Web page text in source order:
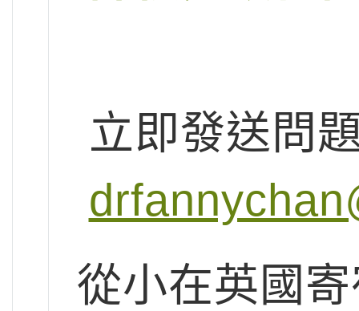
立即發送問
從小在英國